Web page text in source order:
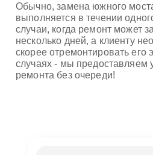
Обычно, замена южного
выполняется в течении
случаи, когда ремонт может
несколько дней, а клиенту
скорее отремонтировать его
случаях - мы предоставляем
ремонта без очереди!